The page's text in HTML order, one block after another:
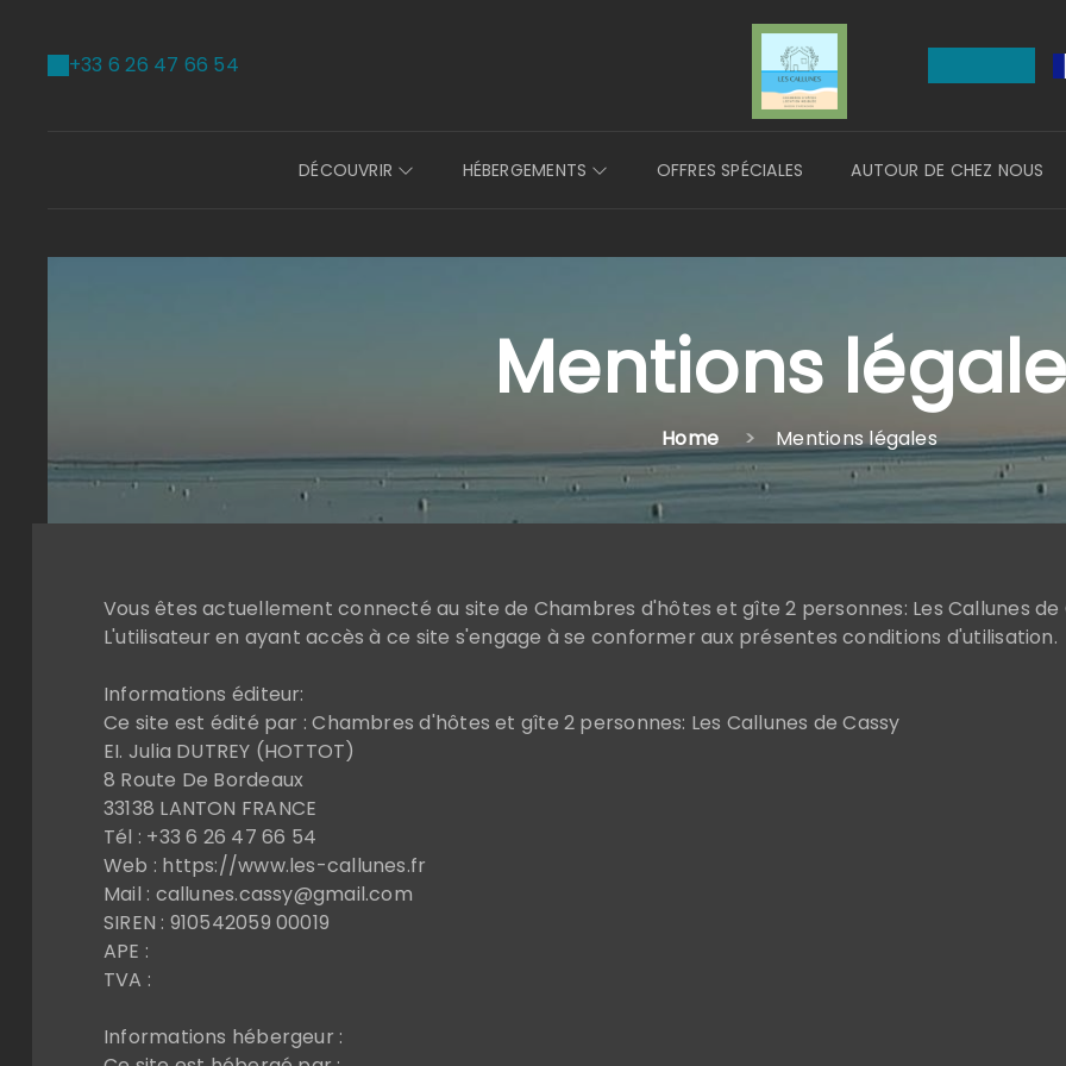
+33 6 26 47 66 54
DÉCOUVRIR HÉBERGEMENTS OFFRES SPÉCIALES AUTOUR DE CHEZ NOUS
Mentions
Home Mentions légales
Vous êtes actuellement connecté au site de Chambres d'hôtes et gîte 2 personnes: Les Callunes de
L'utilisateur en ayant accès à ce site s'engage à se conformer aux présentes conditions d'utilisation.
Informations éditeur:
Ce site est édité par : Chambres d'hôtes et gîte 2 personnes: Les Callunes de Cassy
EI. Julia DUTREY (HOTTOT)
8 Route De Bordeaux
33138 LANTON FRANCE
Tél : +33 6 26 47 66 54
Web : https://www.les-callunes.fr
Mail : callunes.cassy@gmail.com
SIREN : 910542059 00019
APE :
TVA :
Informations hébergeur :